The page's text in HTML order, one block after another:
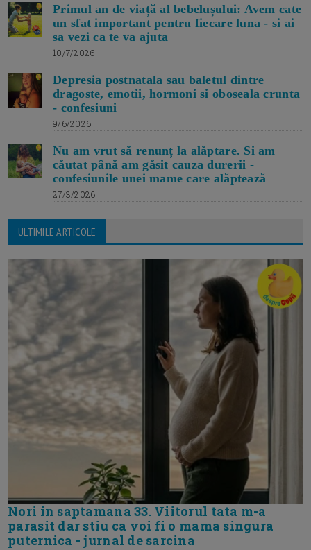
Primul an de viață al bebelușului: Avem cate
un sfat important pentru fiecare luna - si ai
sa vezi ca te va ajuta
10/7/2026
Depresia postnatala sau baletul dintre
dragoste, emotii, hormoni si oboseala crunta
- confesiuni
9/6/2026
Nu am vrut să renunț la alăptare. Si am
căutat până am găsit cauza durerii -
confesiunile unei mame care alăptează
27/3/2026
ULTIMILE ARTICOLE
Nori in saptamana 33. Viitorul tata m-a
parasit dar stiu ca voi fi o mama singura
puternica - jurnal de sarcina